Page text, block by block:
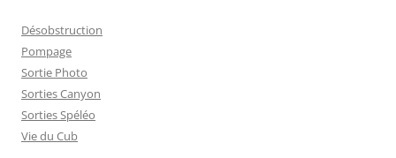
Désobstruction
Pompage
Sortie Photo
Sorties Canyon
Sorties Spéléo
Vie du Cub